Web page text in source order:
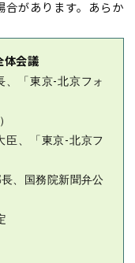
があります。あらか
会議
、「東京-北京フォ
、「東京-北京フ
務院新聞弁公